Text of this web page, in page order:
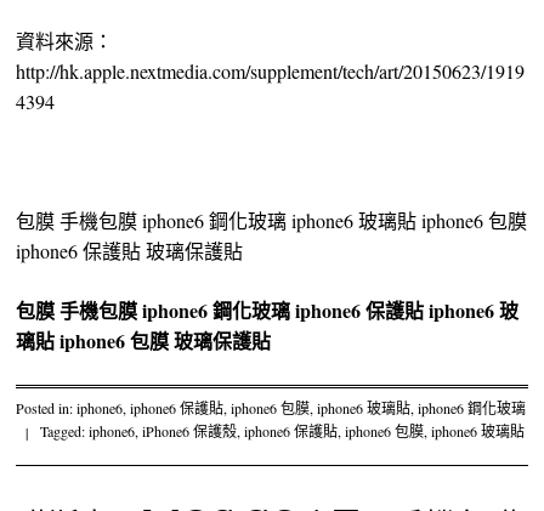
資料來源：
http://hk.apple.nextmedia.com/supplement/tech/art/20150623/1919
4394
包膜 手機包膜 iphone6 鋼化玻璃 iphone6 玻璃貼 iphone6 包膜
iphone6 保護貼 玻璃保護貼
包膜手機包膜iphone6 鋼化玻璃iphone6 保護貼iphone6 玻
璃貼iphone6 包膜玻璃保護貼
Posted in:iphone6,iphone6 保護貼,iphone6 包膜,iphone6 玻璃貼,iphone6 鋼化玻璃
|
Tagged:iphone6,iPhone6 保護殼,iphone6 保護貼,iphone6 包膜,iphone6 玻璃貼